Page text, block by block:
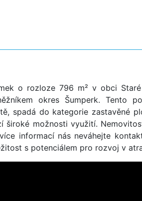
o rozloze 796 m² v obci
okres Šumperk. Tento
spadá do kategorie zastavěné
široké možnosti využití.
informací nás neváhejte
s potenciálem pro rozvoj v